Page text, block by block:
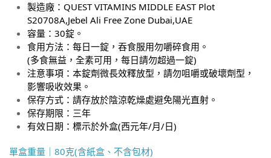
製造廠 ： QUEST VITAMINS MIDDLE EAST Plot
S20708A,Jebel Ali Free Zone Dubai,UAE
容量 ： 30錠。
食用方法 ： 每日一錠，吞食服用勿嚼碎食用。
(多食無益，全素可用，每日請勿超過一錠)
注意事項 ： 本錠劑微長效釋放型，請勿咀嚼或破壞劑型，
影響吸收效果。
保存方式 ： 請存放於陰涼乾燥處避免陽光直射。
保存期限 ： 三年
有效日期 ： 標示於外盒(西元年/月/日)
單盒重量｜80克(含紙盒、不含包材)